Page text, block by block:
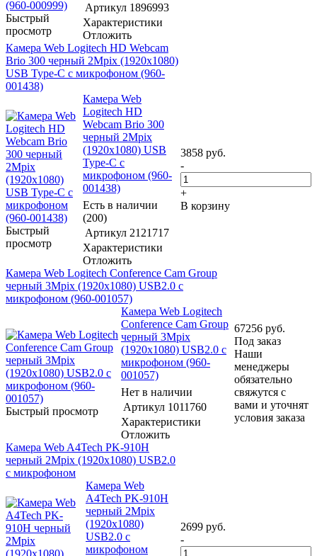
Быстрый
просмотр
Артикул 1896993
Характеристики
Отложить
Камера Web Logitech HD Webcam
Brio 300 черный 2Mpix (1920x1080)
USB Type-C с микрофоном (960-
001438)
Быстрый
просмотр
Камера Web
Logitech HD
Webcam Brio 300
черный 2Mpix
(1920x1080) USB
Type-C с
микрофоном (960-
001438)
Есть в наличии
(200)
Артикул 2121717
Характеристики
Отложить
3858 руб.
-
+
В корзину
Камера Web Logitech Conference Cam Group
черный 3Mpix (1920x1080) USB2.0 с
микрофоном (960-001057)
Быстрый просмотр
Камера Web Logitech
Conference Cam Group
черный 3Mpix
(1920x1080) USB2.0 с
микрофоном (960-
001057)
Нет в наличии
Артикул 1011760
Характеристики
Отложить
67256 руб.
Под заказ
Наши
менеджеры
обязательно
свяжутся с
вами и уточнят
условия заказа
Камера Web A4Tech PK-910H
черный 2Mpix (1920x1080) USB2.0
с микрофоном
Камера Web
A4Tech PK-910H
черный 2Mpix
(1920x1080)
USB2.0 с
микрофоном
2699 руб.
-